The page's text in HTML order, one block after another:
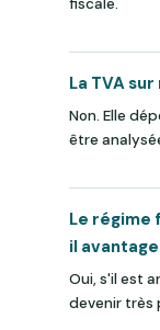
fiscale.
La TVA
Non. Elle
être
Le régime
il
Oui, s'il est
devenir très